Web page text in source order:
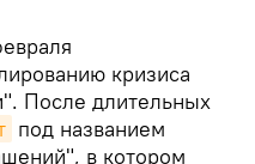
кризиса
После длительных
под названием
в котором